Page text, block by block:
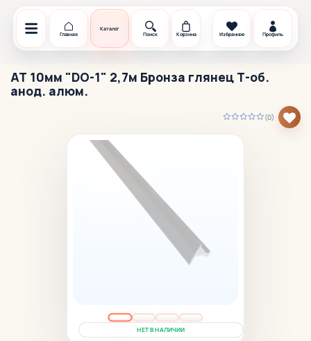
Главная
Каталог
Поиск
Корзина Избранное Профиль
АТ 10мм "DO-1" 2,7м Бронза глянец Т-об.
анод. алюм.
(0)
НЕТ В НАЛИЧИИ